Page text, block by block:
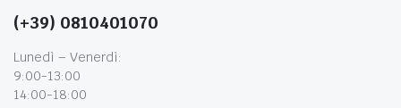
(+39) 0810401070
Lunedì – Venerdì:
9:00-13:00
14:00-18:00